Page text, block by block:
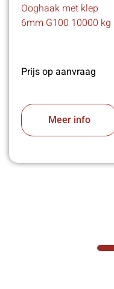
Ooghaak met klep
6mm G100 10000 kg
Prijs op aanvraag
Meer info